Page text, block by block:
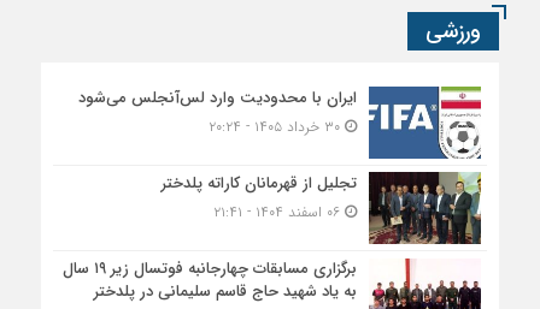
ورزشی
ایران با محدودیت وارد لس‌آنجلس می‌شود
۳۰ خرداد ۱۴۰۵ - ۲۰:۲۴
تجلیل از قهرمانان کاراته پلدختر
۰۶ اسفند ۱۴۰۴ - ۲۱:۴۱
برگزاری مسابقات چهارجانبه فوتسال زیر ۱۹ سال
به یاد شهید حاج قاسم سلیمانی در پلدختر